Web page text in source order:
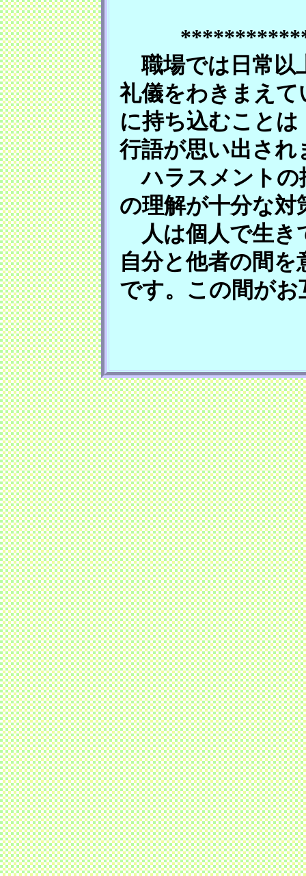
職場では日常以
礼儀をわきまえ
に持ち込むこと
行語が思い出され
ハラスメントの
の理解が十分な
人は個人で生き
自分と他者の間
です。この間が